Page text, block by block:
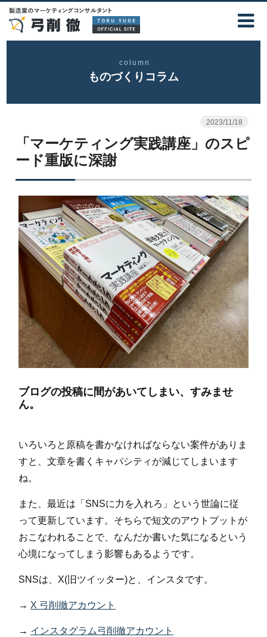
column
ものづくりコラム
2023/11/18
「マーケティング実践講座」のスピ
ード重版に深謝
ブログの投稿に間があいてしまい、すみませ
ん。
いろいろと原稿を書かなければならない案件がありま
すと、文章を書くキャパシティが減じてしまいます
ね。
また、最近は「SNSに力を入れろ」という世論に従
って更新しています。そちらで短文のアウトプットが
おこなわれることで、なんだか書いた気になるという
心境になってしまう影響もあるようです。
SNSは、X(旧ツイッター)と、インスタです。
→ X 弓削徹アカウント
→ インスタグラム弓削徹アカウント